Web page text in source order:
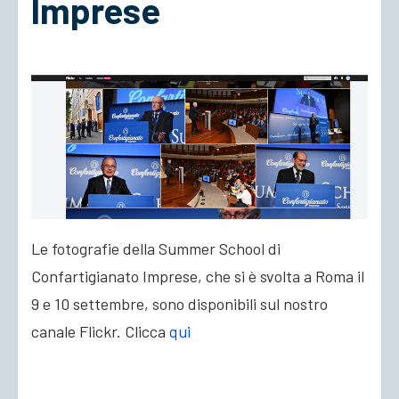
Imprese
Le fotografie della Summer School di
Confartigianato Imprese, che si è svolta a Roma il
9 e 10 settembre, sono disponibili sul nostro
canale Flickr. Clicca qui